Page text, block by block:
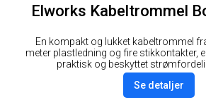
Elworks Kabeltrommel
En kompakt og lukket kabeltrommel
meter plastledning og fire stikkontakter,
praktisk og beskyttet
Se detaljer